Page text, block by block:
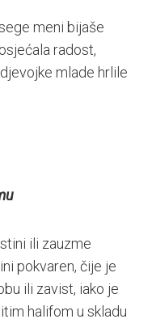
meni bijaše
radost,
mlade hrlile
ili zauzme
pokvaren, čije je
ili zavist, iako je
halifom u skladu